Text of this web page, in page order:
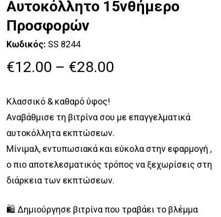
Αυτοκόλλητο 15νθήμερο
Προσφορών
Κωδικός: SS 8244
€12.00 – €28.00
through
€28.00
Κλασσικό & καθαρό ύφος!
Αναβάθμισε τη βιτρίνα σου με επαγγελματικά
αυτοκόλλητα εκπτώσεων.
Μίνιμαλ, εντυπωσιακά και εύκολα στην εφαρμογή ,
ο πιο αποτελεσματικός τρόπος να ξεχωρίσεις στη
διάρκεια των εκπτώσεων.
🛍️ Δημιούργησε βιτρίνα που τραβάει το βλέμμα